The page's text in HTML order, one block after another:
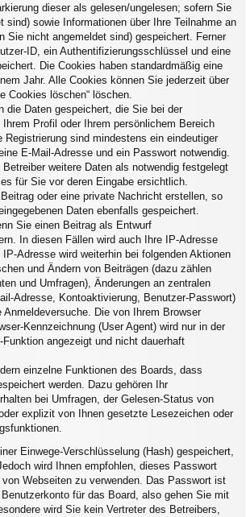
dieser als gelesen/ungelesen; sofern Sie
sind) sowie Informationen über Ihre Teilnahme an
Sie nicht angemeldet sind) gespeichert. Ferner
ID, ein Authentifizierungsschlüssel und eine
Die Cookies haben standardmäßig eine
Jahr. Alle Cookies können Sie jederzeit über
Cookies löschen“ löschen.
die Daten gespeichert, die Sie bei der
Ihrem Profil oder Ihrem persönlichem Bereich
Registrierung sind mindestens ein eindeutiger
E-Mail-Adresse und ein Passwort notwendig.
Betreiber weitere Daten als notwendig festgelegt
für Sie vor deren Eingabe ersichtlich.
oder eine private Nachricht erstellen, so
Daten ebenfalls gespeichert.
Sie einen Beitrag als Entwurf
In diesen Fällen wird auch Ihre IP-Adresse
Adresse wird weiterhin bei folgenden Aktionen
und Ändern von Beiträgen (dazu zählen
und Umfragen), Änderungen an zentralen
Adresse, Kontoaktivierung, Benutzer-Passwort)
Anmeldeversuche. Die von Ihrem Browser
Kennzeichnung (User Agent) wird nur in der
Funktion angezeigt und nicht dauerhaft
einzelne Funktionen des Boards, dass
werden. Dazu gehören Ihr
bei Umfragen, der Gelesen-Status von
explizit von Ihnen gesetzte Lesezeichen oder
Einwege-Verschlüsselung (Hash) gespeichert,
wird Ihnen empfohlen, dieses Passwort
Webseiten zu verwenden. Das Passwort ist
für das Board, also gehen Sie mit
wird Sie kein Vertreter des Betreibers,